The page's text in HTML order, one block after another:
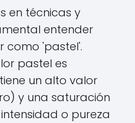
en técnicas y
entender
como 'pastel'.
pastel es
un alto valor
y una saturación
o pureza